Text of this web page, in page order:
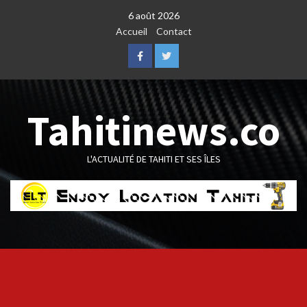
6 août 2026
Accueil
Contact
FacebookTwitter
Tahitinews.co
L'ACTUALITÉ DE TAHITI ET SES ÎLES